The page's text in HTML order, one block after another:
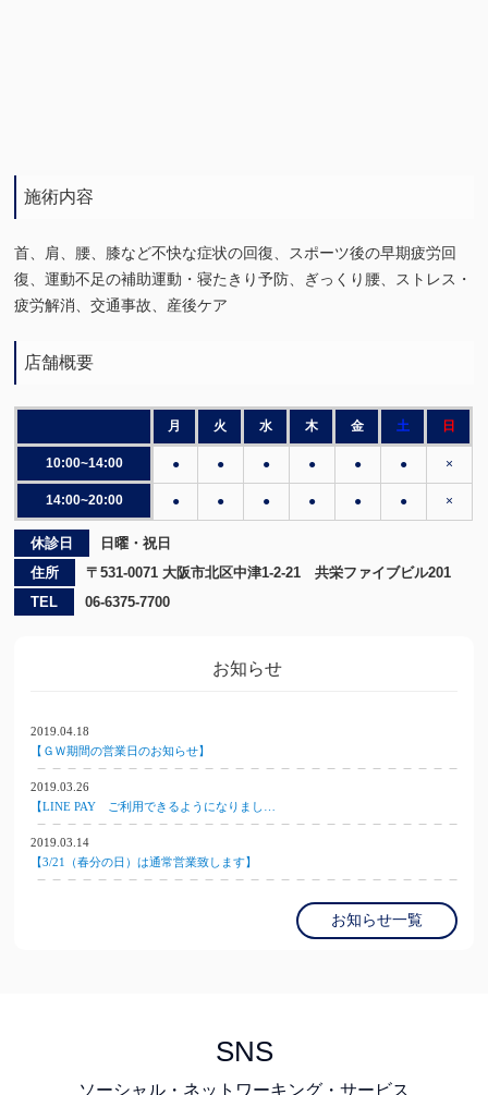
施術内容
首、肩、腰、膝など不快な症状の回復、スポーツ後の早期疲労回
復、運動不足の補助運動・寝たきり予防、ぎっくり腰、ストレス・
疲労解消、交通事故、産後ケア
店舗概要
月 火 水 木 金 土 日
10:00~14:00 ● ● ● ● ● ● ×
14:00~20:00 ● ● ● ● ● ● ×
休診日
日曜・祝日
住所
〒531-0071 大阪市北区中津1-2-21 共栄ファイブビル201
TEL
06-6375-7700
お知らせ
2019.04.18
【ＧＷ期間の営業日のお知らせ】
2019.03.26
【LINE PAY ご利用できるようになりまし…
2019.03.14
【3/21（春分の日）は通常営業致します】
お知らせ一覧
SNS
ソーシャル・ネットワーキング・サービス